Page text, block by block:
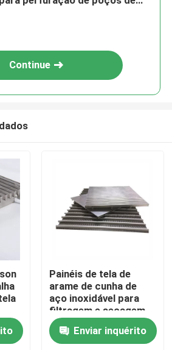
Continue
Painéis de tela de
arame de cunha de
aço inoxidável para
filtragem e secagem
de grãos
Enviar inquérito